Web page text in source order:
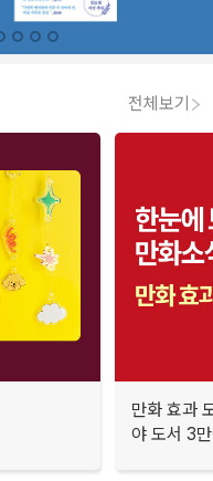
전체보기
만화 효과
야 도서 3